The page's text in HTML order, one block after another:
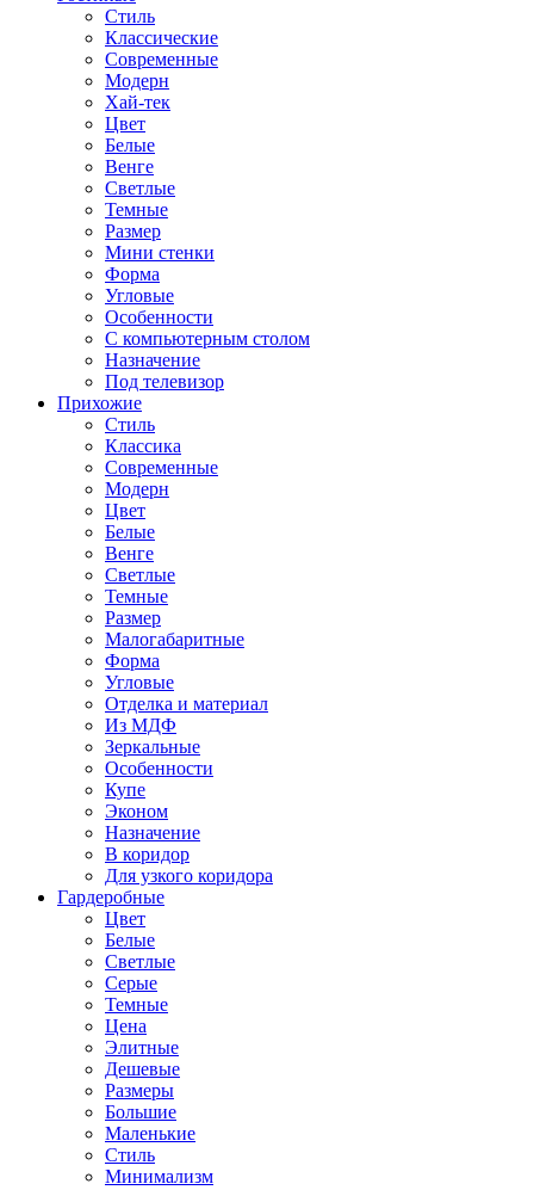
Стиль
Классические
Современные
Модерн
Хай-тек
Цвет
Белые
Венге
Светлые
Темные
Размер
Мини стенки
Форма
Угловые
Особенности
С компьютерным столом
Назначение
Под телевизор
Прихожие
Стиль
Классика
Современные
Модерн
Цвет
Белые
Венге
Светлые
Темные
Размер
Малогабаритные
Форма
Угловые
Отделка и материал
Из МДФ
Зеркальные
Особенности
Купе
Эконом
Назначение
В коридор
Для узкого коридора
Гардеробные
Цвет
Белые
Светлые
Серые
Темные
Цена
Элитные
Дешевые
Размеры
Большие
Маленькие
Стиль
Минимализм